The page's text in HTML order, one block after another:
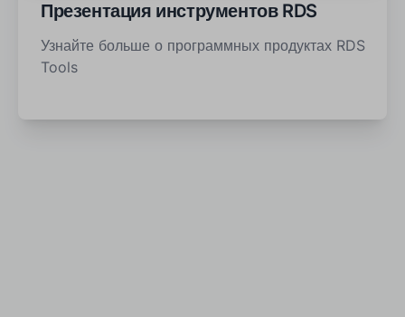
Презентация инструментов RDS
Узнайте больше о программных продуктах RDS
Tools